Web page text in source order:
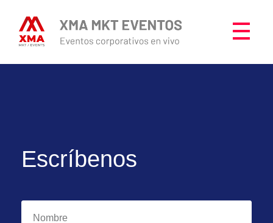
Producción de Eventos Ecuador - XMA Mkt Eventos
XMA es una empresa con 15 años de experiencia en el mundo de los eventos corporativos en vivo; nuestra experiencia en la planificación, coordinación y producción técnica de eventos, nos hace garantizar el éxito de nuestros trabajos físicos y digitales.
Escríbenos